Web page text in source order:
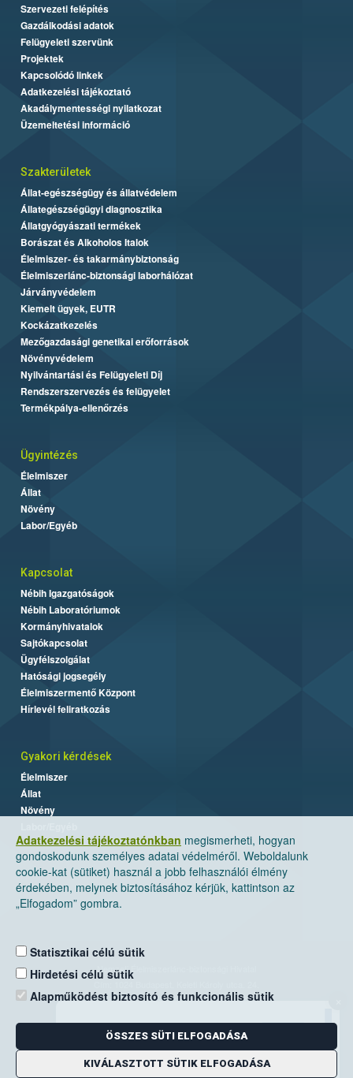
Adatkezelési tájékoztatónkban megismerheti, hogyan
gondoskodunk személyes adatai védelméről. Weboldalunk
cookie-kat (sütiket) használ a jobb felhasználói élmény
érdekében, melynek biztosításához kérjük, kattintson az
„Elfogadom” gombra.
Statisztikai célú sütik
Hirdetési célú sütik
Alapműködést biztosító és funkcionális sütik
ÖSSZES SÜTI ELFOGADÁSA
KIVÁLASZTOTT SÜTIK ELFOGADÁSA
Szervezeti felépítés
Gazdálkodási adatok
Felügyeleti szervünk
Projektek
Kapcsolódó linkek
Adatkezelési tájékoztató
Akadálymentességi nyilatkozat
Üzemeltetési információ
Szakterületek
Állat-egészségügy és állatvédelem
Állategészségügyi diagnosztika
Állatgyógyászati termékek
Borászat és Alkoholos Italok
Élelmiszer- és takarmánybiztonság
Élelmiszerlánc-biztonsági laborhálózat
Járványvédelem
Kiemelt ügyek, EUTR
Kockázatkezelés
Mezőgazdasági genetikai erőforrások
Növényvédelem
Nyilvántartási és Felügyeleti Díj
Rendszerszervezés és felügyelet
Termékpálya-ellenőrzés
Ügyintézés
Élelmiszer
Állat
Növény
Labor/Egyéb
Kapcsolat
Nébih Igazgatóságok
Nébih Laboratóriumok
Kormányhivatalok
Sajtókapcsolat
Ügyfélszolgálat
Hatósági jogsegély
Élelmiszermentő Központ
Hírlevél feliratkozás
Gyakori kérdések
Élelmiszer
Állat
Növény
Nemzeti Élelmiszerlánc-biztonsági Hivatal
Levelezési cím: 1525 Budapest. Pf. 30.
E-mail:ugyfelszolgalat@nebih.gov.hu
Zöld szám: 06-80/263-244
Telefon: 06-1/ 336-9000